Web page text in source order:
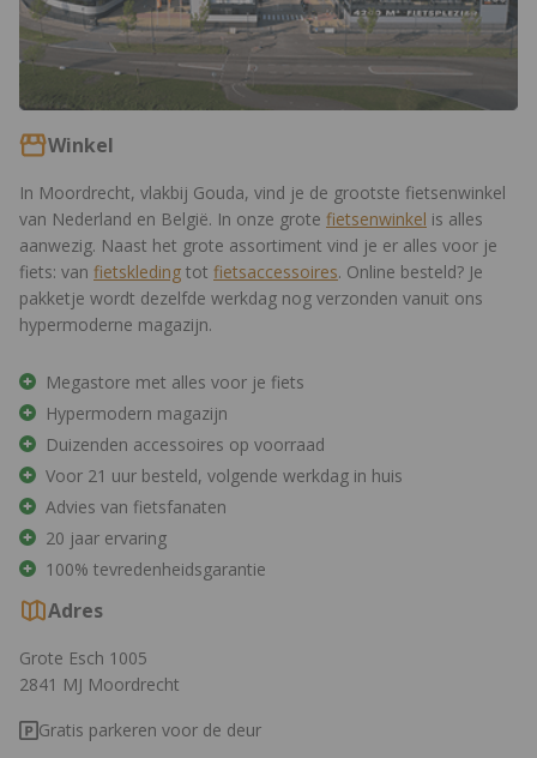
Winkel
In Moordrecht, vlakbij Gouda, vind je de grootste fietsenwinkel
van Nederland en België. In onze grote fietsenwinkel is alles
aanwezig. Naast het grote assortiment vind je er alles voor je
fiets: van fietskleding tot fietsaccessoires. Online besteld? Je
pakketje wordt dezelfde werkdag nog verzonden vanuit ons
hypermoderne magazijn.
Megastore met alles voor je fiets
Hypermodern magazijn
Duizenden accessoires op voorraad
Voor 21 uur besteld, volgende werkdag in huis
Advies van fietsfanaten
20 jaar ervaring
100% tevredenheidsgarantie
Adres
Grote Esch 1005
2841 MJ Moordrecht
Gratis parkeren voor de deur